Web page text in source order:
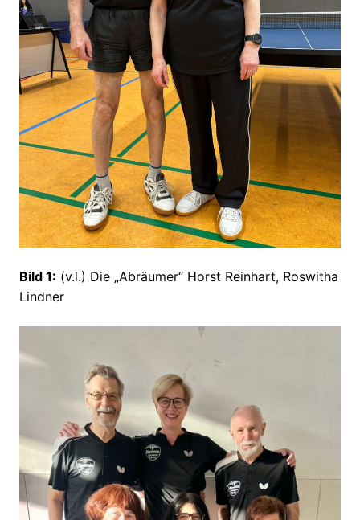
Bild 1: (v.l.) Die „Abräumer“ Horst Reinhart, Roswitha
Lindner